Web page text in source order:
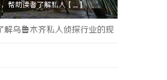
帮助读者了解私人【....】
解乌鲁木齐私人侦探行业的现